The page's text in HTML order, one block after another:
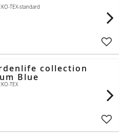
TEX-standard
collection
Blue
TEX